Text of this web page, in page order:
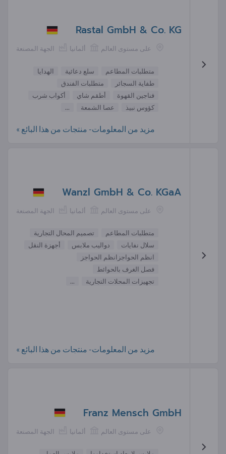
Rastal GmbH & Co. KG
الجهة المصنعة ألمانيا على مستوى العالم
متطلبات المطاعم سلع دعائية
الهدايا
طفاية السجائر
متطلبات الفندق
فناجين القهوة
أطقم شاي
أكواب شرب
كؤوس نبيذ
عصا الشمعة ...
مزيد من المعلومات- منتجات من هذا البائع »
Wanzl GmbH & Co. KGaA
الجهة المصنعة ألمانيا على مستوى العالم
متطلبات المطاعم
تصميم المحال التجارية
سلال نفايات
دواليب ملابس
أجهزة النقل
انظم الحواجزانظم الحواجز
فصل الغرف بالحوائط
تجهيزات المحلات التجارية
...
مزيد من المعلومات- منتجات من هذا البائع »
Franz Mensch GmbH
الجهة المصنعة ألمانيا على مستوى العالم